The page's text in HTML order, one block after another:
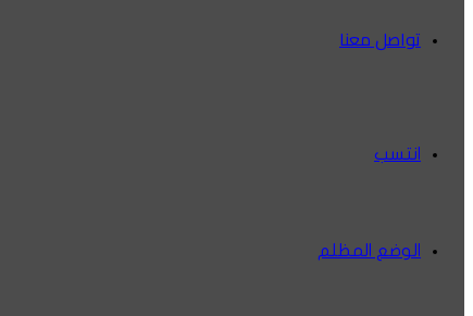
تواصل معنا
انتسب
الوضع المظلم